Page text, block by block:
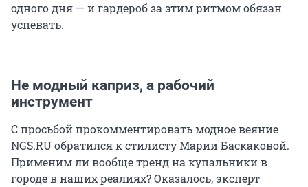
одного дня — и гардероб за этим ритмом обязан
успевать.
Не модный каприз, а рабочий
инструмент
С просьбой прокомментировать модное веяние
NGS.RU обратился к стилисту Марии Баскаковой.
Применим ли вообще тренд на купальники в
городе в наших реалиях? Оказалось, эксперт